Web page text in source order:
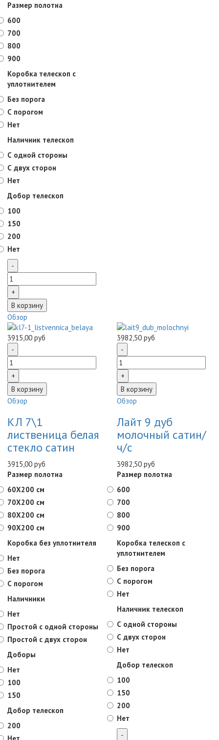
Размер полотна
600
700
800
900
Коробка телескоп с
уплотнителем
Без порога
С порогом
Нет
Наличник телескоп
С одной стороны
С двух сторон
Нет
Добор телескоп
100
150
200
Нет
Обзор
3915,00 руб
Обзор
КЛ 7\1
лиственица белая
стекло сатин
3915,00 руб
Размер полотна
60X200 см
70X200 см
80X200 см
90X200 см
Коробка без уплотнителя
Нет
Без порога
С порогом
Наличники
Нет
Простой с одной стороны
Простой с двух сторон
Доборы
Нет
100
150
Добор телескоп
200
3982,50 руб
Обзор
Лайт 9 дуб
молочный сатин/
ч/с
3982,50 руб
Размер полотна
600
700
800
900
Коробка телескоп с
уплотнителем
Без порога
С порогом
Нет
Наличник телескоп
С одной стороны
С двух сторон
Нет
Добор телескоп
100
150
200
Нет